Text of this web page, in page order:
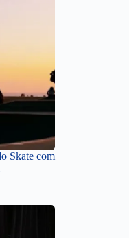
Skate com